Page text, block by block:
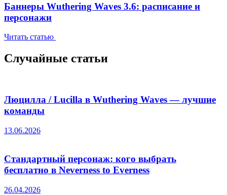
Баннеры Wuthering Waves 3.6: расписание и
персонажи
Читать статью
Случайные статьи
Люцилла / Lucilla в Wuthering Waves — лучшие
команды
13.06.2026
Стандартный персонаж: кого выбрать
бесплатно в Neverness to Everness
26.04.2026